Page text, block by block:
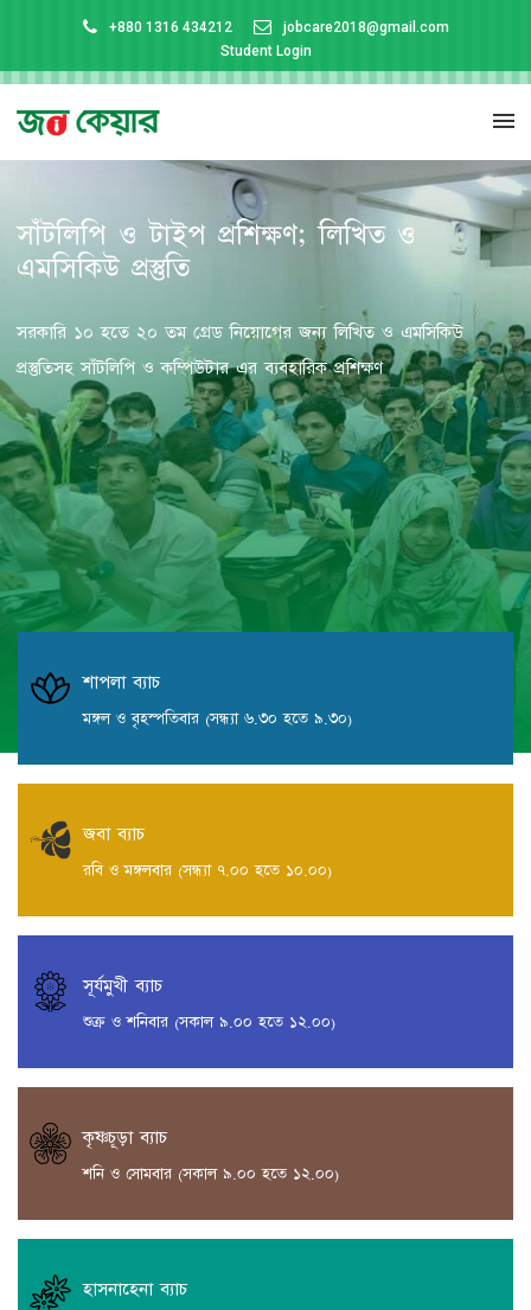
+880 1316 434212
jobcare2018@gmail.com
Student Login
সাঁটলিপি ও টাইপ প্রশিক্ষণ; লিখিত ও
এমসিকিউ প্রস্তুতি
সরকারি ১০ হতে ২০ তম গ্রেড নিয়োগের জন্য লিখিত ও এমসিকিউ
প্রস্তুতিসহ সাঁটলিপি ও কম্পিউটার এর ব্যবহারিক প্রশিক্ষণ
শাপলা ব্যাচ
মঙ্গল ও বৃহস্পতিবার (সন্ধ্যা ৬.৩০ হতে ৯.৩০)
জবা ব্যাচ
রবি ও মঙ্গলবার (সন্ধ্যা ৭.০০ হতে ১০.০০)
সূর্যমুখী ব্যাচ
শুক্র ও শনিবার (সকাল ৯.০০ হতে ১২.০০)
কৃষ্ণচূড়া ব্যাচ
শনি ও সোমবার (সকাল ৯.০০ হতে ১২.০০)
হাসনাহেনা ব্যাচ